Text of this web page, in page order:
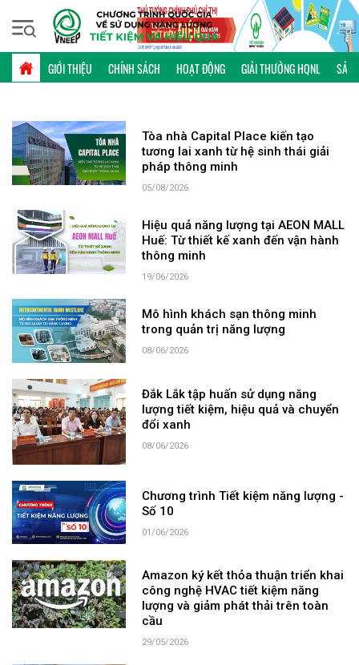
GIỚI THIỆU CHÍNH SÁCH HOẠT ĐỘNG GIẢI THƯỞNG HQNL SẢN
Thứ bảy, 08/08/2026 | 13:36 GMT+7
TỪ KHÓA: TÒA NHÀ
Tòa nhà Capital Place kiến tạo
tương lai xanh từ hệ sinh thái giải
pháp thông minh
05/08/2026
Hiệu quả năng lượng tại AEON MALL
Huế: Từ thiết kế xanh đến vận hành
thông minh
19/06/2026
Mô hình khách sạn thông minh
trong quản trị năng lượng
08/06/2026
Đắk Lắk tập huấn sử dụng năng
lượng tiết kiệm, hiệu quả và chuyển
đổi xanh
08/06/2026
Chương trình Tiết kiệm năng lượng -
Số 10
01/06/2026
Amazon ký kết thỏa thuận triển khai
công nghệ HVAC tiết kiệm năng
lượng và giảm phát thải trên toàn
cầu
29/05/2026